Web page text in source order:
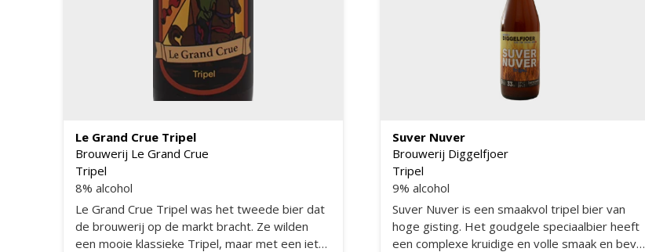
Le Grand Crue Tripel
Brouwerij Le Grand Crue
Tripel
8% alcohol
Le Grand Crue Tripel was het tweede bier dat
de brouwerij op de markt bracht. Ze wilden
een mooie klassieke Tripel, maar met een iets
Suver Nuver
Brouwerij Diggelfjoer
Tripel
9% alcohol
Suver Nuver is een smaakvol tripel bier van
hoge gisting. Het goudgele speciaalbier heeft
een complexe kruidige en volle smaak en bevat